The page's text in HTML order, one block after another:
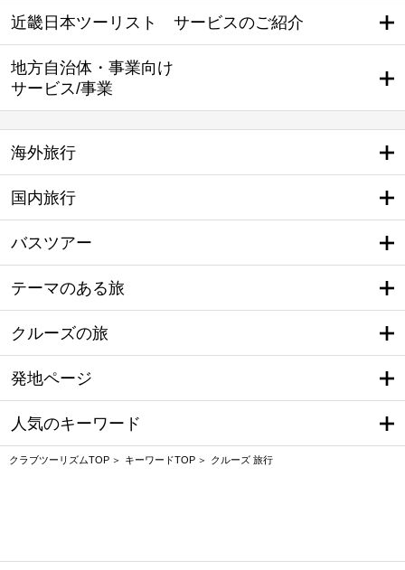
近畿日本ツーリスト サービスのご紹介
地方自治体・事業向け
サービス/事業
海外旅行
国内旅行
バスツアー
テーマのある旅
クルーズの旅
発地ページ
人気のキーワード
クラブツーリズムTOP キーワードTOP クルーズ 旅行